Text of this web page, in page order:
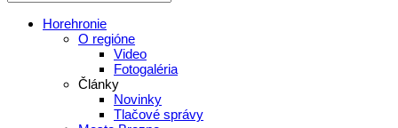
Horehronie
O regióne
Video
Fotogaléria
Články
Novinky
Tlačové správy